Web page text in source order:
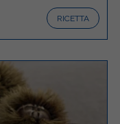
RICETTA